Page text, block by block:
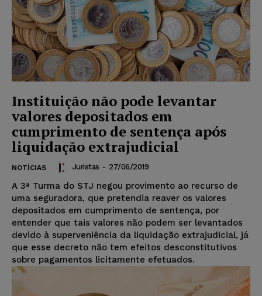
Instituição não pode levantar
valores depositados em
cumprimento de sentença após
liquidação extrajudicial
NOTÍCIAS Juristas - 27/06/2019
A 3ª Turma do STJ negou provimento ao recurso de
uma seguradora, que pretendia reaver os valores
depositados em cumprimento de sentença, por
entender que tais valores não podem ser levantados
devido à superveniência da liquidação extrajudicial, já
que esse decreto não tem efeitos desconstitutivos
sobre pagamentos licitamente efetuados.